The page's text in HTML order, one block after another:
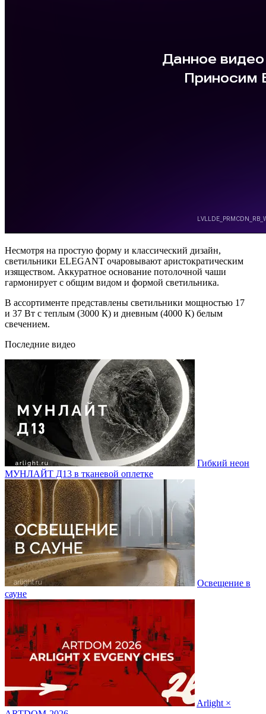
Несмотря на простую форму и классический дизайн,
светильники ELEGANT очаровывают аристократическим
изяществом. Аккуратное основание потолочной чаши
гармонирует с общим видом и формой светильника.
В ассортименте представлены светильники мощностью 17
и 37 Вт с теплым (3000 К) и дневным (4000 К) белым
свечением.
Последние видео
Гибкий неон
МУНЛАЙТ Д13 в тканевой оплетке
Освещение в
сауне
Arlight ×